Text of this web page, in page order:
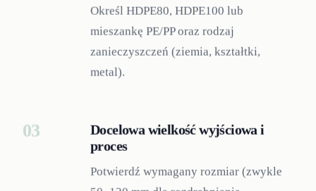
Określ HDPE80, HDPE100 lub
mieszankę PE/PP oraz rodzaj
zanieczyszczeń (ziemia, kształtki,
metal).
03 Docelowa wielkość wyjściowa i
proces
Potwierdź wymagany rozmiar (zwykle